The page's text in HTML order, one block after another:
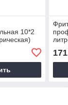
10*2